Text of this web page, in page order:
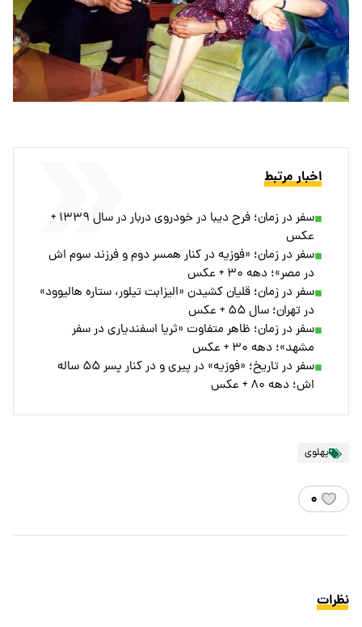
اخبار مرتبط
سفر در زمان؛ فرح دیبا در خودروی دربار در سال ۱۳۳۹ +
عکس
سفر در زمان؛ «فوزیه در کنار همسر دوم و فرزند سوم اش
در مصر»؛ دهه ۳۰ + عکس
سفر در زمان؛ قلیان کشیدن «الیزابت تیلور، ستاره هالیوود»
در تهران؛ سال ۵۵ + عکس
سفر در زمان؛ ظاهر متفاوت «ثریا اسفندیاری در سفر
مشهد»؛ دهه ۳۰ + عکس
سفر در تاریخ؛ «فوزیه» در پیری و در کنار پسر ۵۵ ساله
اش؛ دهه ۸۰ + عکس
پهلوی
۰
نظرات